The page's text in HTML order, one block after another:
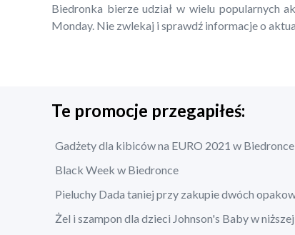
Biedronka bierze udział w wielu popularnych
Monday. Nie zwlekaj i sprawdź informacje o
Te promocje przegapiłeś:
Gadżety dla kibiców na EURO 2021 w Biedronce
Black Week w Biedronce
Pieluchy Dada taniej przy zakupie dwóch
Żel i szampon dla dzieci Johnson's Baby w